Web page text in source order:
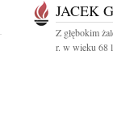
JACEK
Z głębokim
r. w wieku 68